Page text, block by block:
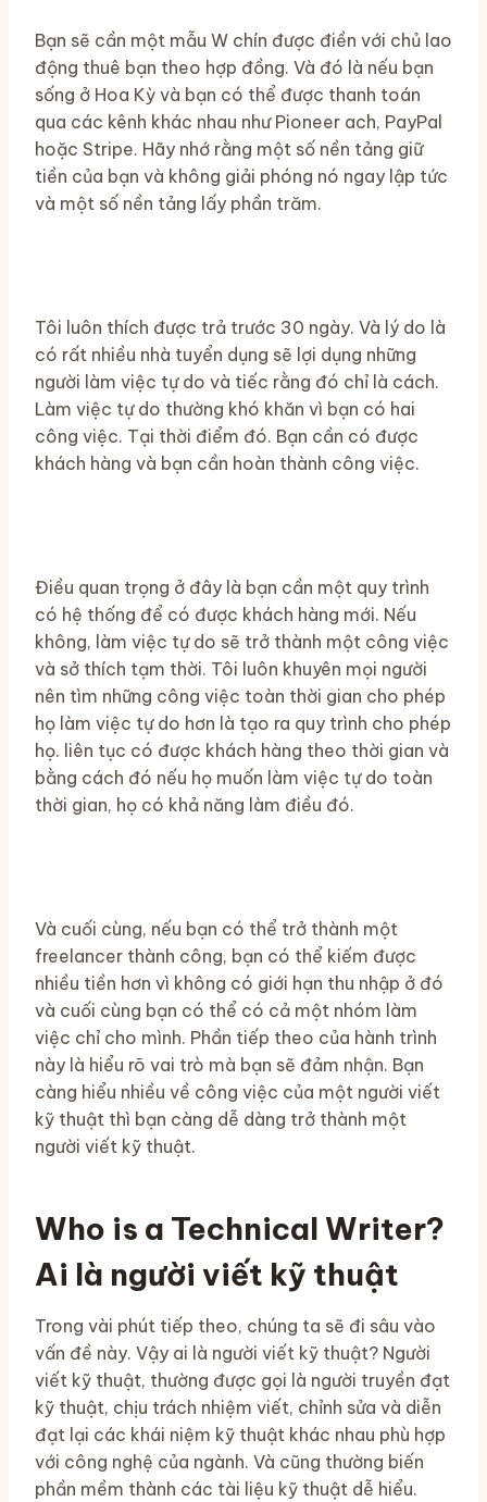
Bạn sẽ cần một mẫu W chín được điền với chủ lao
động thuê bạn theo hợp đồng. Và đó là nếu bạn
sống ở Hoa Kỳ và bạn có thể được thanh toán
qua các kênh khác nhau như Pioneer ach, PayPal
hoặc Stripe. Hãy nhớ rằng một số nền tảng giữ
tiền của bạn và không giải phóng nó ngay lập tức
và một số nền tảng lấy phần trăm.
Tôi luôn thích được trả trước 30 ngày. Và lý do là
có rất nhiều nhà tuyển dụng sẽ lợi dụng những
người làm việc tự do và tiếc rằng đó chỉ là cách.
Làm việc tự do thường khó khăn vì bạn có hai
công việc. Tại thời điểm đó. Bạn cần có được
khách hàng và bạn cần hoàn thành công việc.
Điều quan trọng ở đây là bạn cần một quy trình
có hệ thống để có được khách hàng mới. Nếu
không, làm việc tự do sẽ trở thành một công việc
và sở thích tạm thời. Tôi luôn khuyên mọi người
nên tìm những công việc toàn thời gian cho phép
họ làm việc tự do hơn là tạo ra quy trình cho phép
họ. liên tục có được khách hàng theo thời gian và
bằng cách đó nếu họ muốn làm việc tự do toàn
thời gian, họ có khả năng làm điều đó.
Và cuối cùng, nếu bạn có thể trở thành một
freelancer thành công, bạn có thể kiếm được
nhiều tiền hơn vì không có giới hạn thu nhập ở đó
và cuối cùng bạn có thể có cả một nhóm làm
việc chỉ cho mình. Phần tiếp theo của hành trình
này là hiểu rõ vai trò mà bạn sẽ đảm nhận. Bạn
càng hiểu nhiều về công việc của một người viết
kỹ thuật thì bạn càng dễ dàng trở thành một
người viết kỹ thuật.
Who is a Technical Writer?
Ai là người viết kỹ thuật
Trong vài phút tiếp theo, chúng ta sẽ đi sâu vào
vấn đề này. Vậy ai là người viết kỹ thuật? Người
viết kỹ thuật, thường được gọi là người truyền đạt
kỹ thuật, chịu trách nhiệm viết, chỉnh sửa và diễn
đạt lại các khái niệm kỹ thuật khác nhau phù hợp
với công nghệ của ngành. Và cũng thường biến
phần mềm thành các tài liệu kỹ thuật dễ hiểu.